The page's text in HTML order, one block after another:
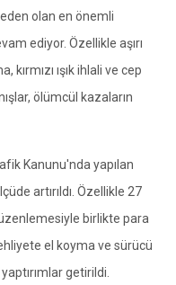
olan en önemli
ediyor. Özellikle aşırı
ışık ihlali ve cep
ölümcül kazaların
Kanunu'nda yapılan
artırıldı. Özellikle 27
birlikte para
el koyma ve sürücü
getirildi.